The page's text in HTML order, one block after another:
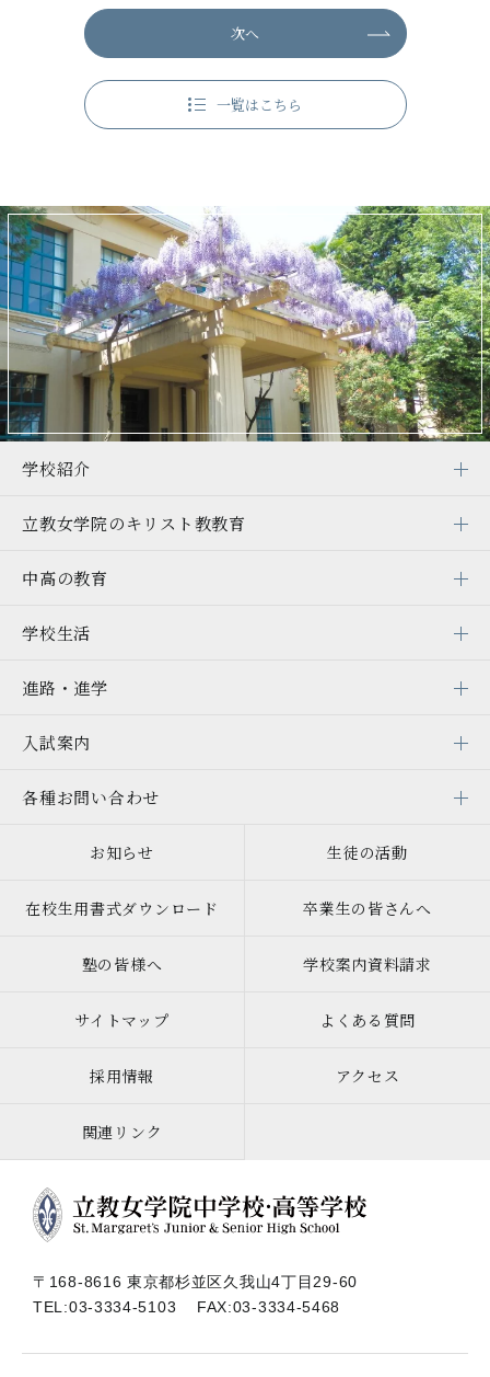
一覧はこちら
次へ
学校紹介
立教女学院のキリスト教教育
中高の教育
学校生活
進路・進学
入試案内
各種お問い合わせ
お知らせ 生徒の活動
在校生用書式ダウンロード 卒業生の皆さんへ
塾の皆様へ 学校案内資料請求
サイトマップ よくある質問
採用情報 アクセス
関連リンク
〒168-8616 東京都杉並区久我山4丁目29-60
TEL:03-3334-5103 FAX:03-3334-5468